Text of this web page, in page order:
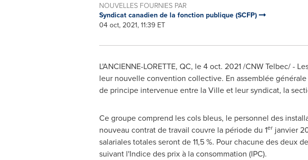
NOUVELLES FOURNIES PAR
Syndicat canadien de la fonction publique (SCFP)
04 oct, 2021, 11:39 ET
L'ANCIENNE-LORETTE, QC, le4 oct. 2021/CNW Telbec/ -
leur nouvelle convention collective. En assemblée
de principe intervenue entre la Ville et leur syndicat, la
Ce groupe comprend les cols bleus, le personnel des
nouveau contrat de travail couvre la période du 1erjanvier
salariales totales seront de 11,5 %. Pour chacune des deux
suivant l'Indice des prix à la consommation (IPC).